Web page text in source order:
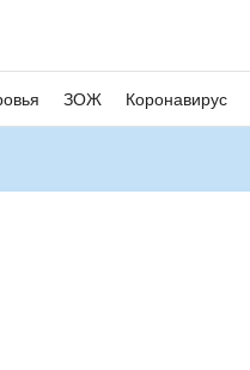
ЗОЖ Коронавирус